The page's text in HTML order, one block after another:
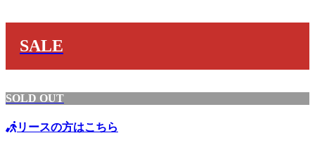
SALE
SOLD OUT
リースの方はこちら